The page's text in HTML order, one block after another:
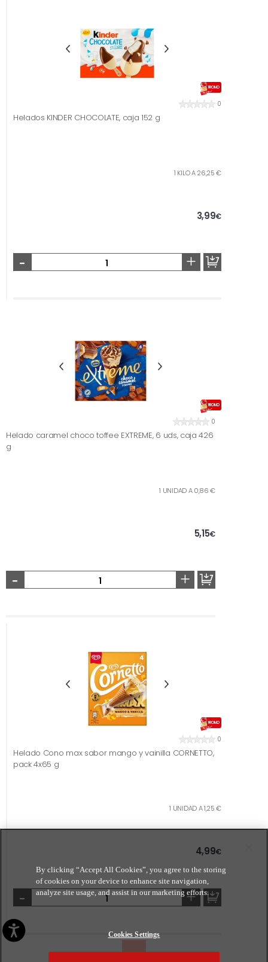
PROMO
0
Helados KINDER CHOCOLATE, caja 152 g
1 KILO A 26,25 €
3,99€
- +
PROMO
0
Helado caramel choco toffee EXTREME, 6 uds, caja 426
g
1 UNIDAD A 0,86 €
5,15€
- +
PROMO
0
Helado Cono max sabor mango y vainilla CORNETTO,
pack 4x65 g
1 UNIDAD A 1,25 €
4,99€
- +
By clicking “Accept All Cookies”, you agree to the storing
of cookies on your device to enhance site navigation,
analyze site usage, and assist in our marketing efforts.
Cookies Settings